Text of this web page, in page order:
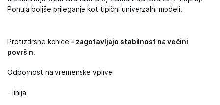
Ponuja boljše prileganje kot tipični univerzalni modeli.
Protizdrsne konice - zagotavljajo stabilnost na večini
površin.
Odpornost na vremenske vplive
- linija